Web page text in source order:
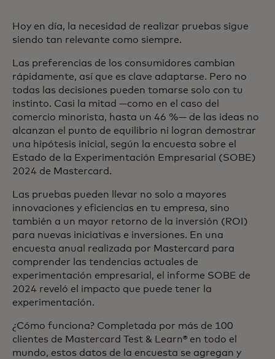
Hoy en día, la necesidad de realizar pruebas sigue
siendo tan relevante como siempre.
Las preferencias de los consumidores cambian
rápidamente, así que es clave adaptarse. Pero no
todas las decisiones pueden tomarse solo con tu
instinto. Casi la mitad —como en el caso del
comercio minorista, hasta un 46 %— de las ideas no
alcanzan el punto de equilibrio ni logran demostrar
una hipótesis inicial, según la encuesta sobre el
Estado de la Experimentación Empresarial (SOBE)
2024 de Mastercard.
Las pruebas pueden llevar no solo a mayores
innovaciones y eficiencias en tu empresa, sino
también a un mayor retorno de la inversión (ROI)
para nuevas iniciativas e inversiones. En una
encuesta anual realizada por Mastercard para
comprender las tendencias actuales de
experimentación empresarial, el informe SOBE de
2024 reveló el impacto que puede tener la
experimentación.
¿Cómo funciona? Completada por más de 100
clientes de Mastercard Test & Learn® en todo el
mundo, estos datos de la encuesta se agregan y